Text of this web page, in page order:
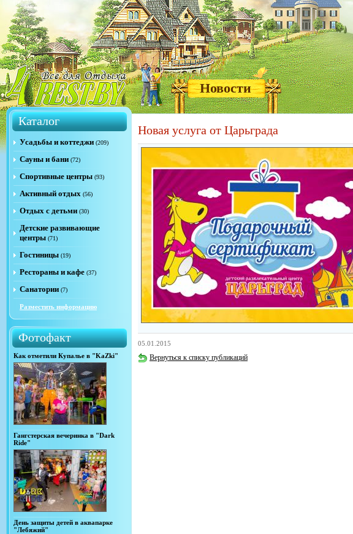
Новости
Каталог
Усадьбы и коттеджи (209)
Сауны и бани (72)
Спортивные центры (93)
Активный отдых (56)
Отдых с детьми (30)
Детские развивающие
центры (71)
Гостиницы (19)
Рестораны и кафе (37)
Санатории (7)
Разместить информацию
Фотофакт
Как отметили Купалье в "KaZki"
Гангстерская вечеринка в "Dark
Ride"
День защиты детей в аквапарке
"Лебяжий"
Новая услуга от Царьграда
05.01.2015
Вернуться к списку публикаций